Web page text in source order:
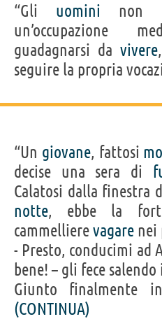
“Gli uomini non
un’occupazione
guadagnarsi davivere
seguire la propria
“Un giovane, fattosi
decise una sera di
Calatosi dalla finestra
notte, ebbe la
cammellierevagare nei
- Presto, conducimi ad
bene! – gli fece
Giunto finalmente
(CONTINUA)